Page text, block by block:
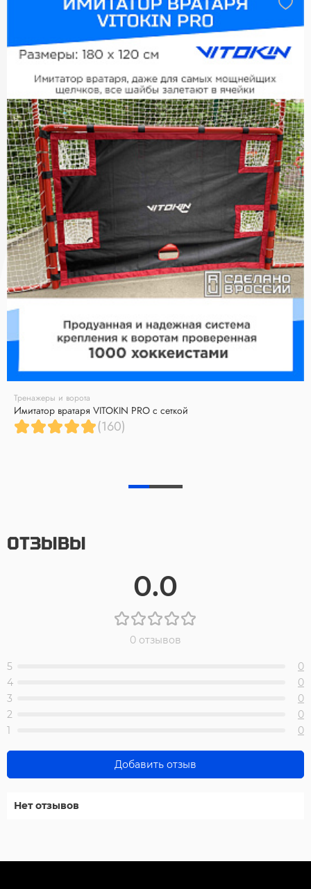
Тренажеры и ворота
Имитатор вратаря VITOKIN PRO с сеткой
(160)
ОТЗЫВЫ
0.0
0 отзывов
5
0
4
0
3
0
2
0
1
0
Добавить отзыв
Нет отзывов